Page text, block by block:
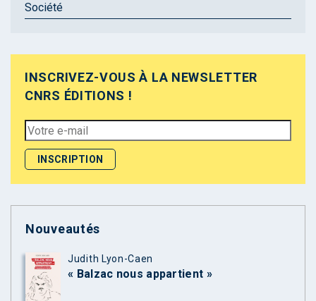
Société
INSCRIVEZ-VOUS À LA NEWSLETTER
CNRS ÉDITIONS !
Nouveautés
Judith Lyon-Caen
« Balzac nous appartient »